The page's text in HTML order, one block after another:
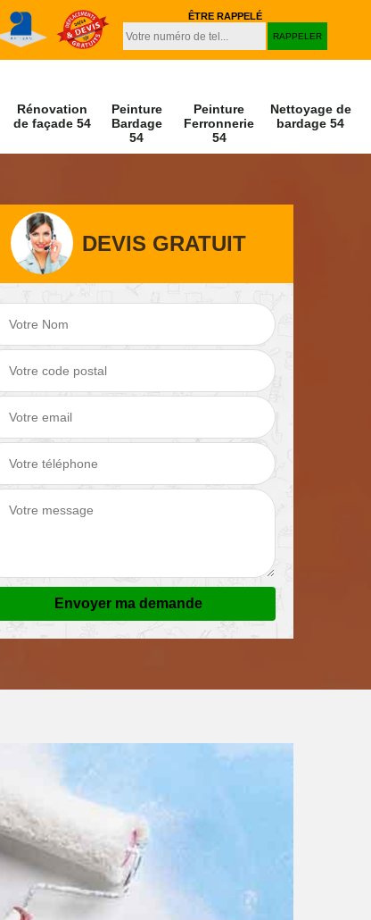
ÊTRE RAPPELÉ
Rénovation
de façade 54
Peinture
Bardage
54
Peinture
Ferronnerie
54
Nettoyage de
bardage 54
Nettoyage de
façade 54
Peinture et
décapage de volet
DEVIS GRATUIT